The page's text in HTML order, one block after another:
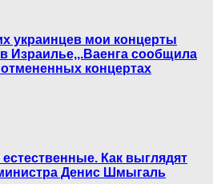
украинцев мои концерты
Израилье,,.Ваенга сообщила
концертах
Как выглядят
Денис Шмыгаль